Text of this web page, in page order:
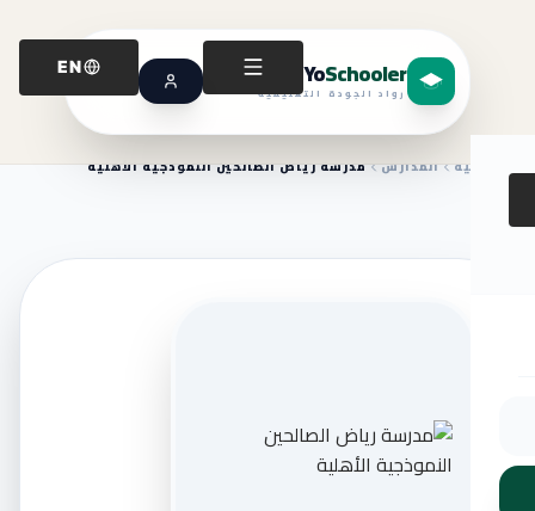
YoSchooler
رواد الجودة التعليمية
EN
الرئيسية المدارس مدرسة رياض الصالحين النموذجية الأهلية